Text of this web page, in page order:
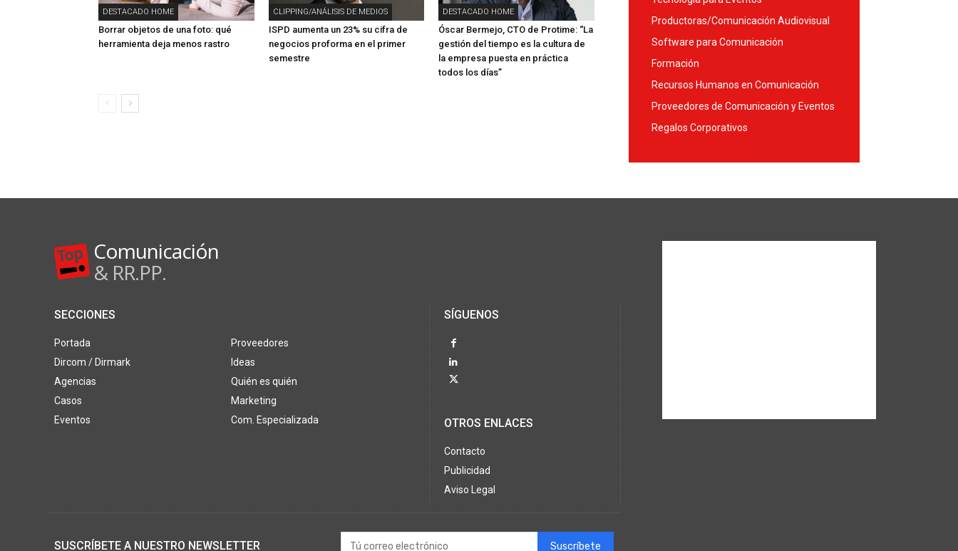
DESTACADO HOME
Borrar objetos de una foto: qué
herramienta deja menos rastro
CLIPPING/ANÁLISIS DE MEDIOS
ISPD aumenta un 23% su cifra de
negocios proforma en el primer
semestre
DESTACADO HOME
Óscar Bermejo, CTO de Protime: “La
gestión del tiempo es la cultura de
la empresa puesta en práctica
todos los días”
Productoras/Comunicación Audiovisual
Software para Comunicación
Formación
Recursos Humanos en Comunicación
Proveedores de Comunicación y Eventos
Regalos Corporativos
Comunicación
& RR.PP.
SECCIONES
Portada
Dircom / Dirmark
Agencias
Casos
Eventos
Proveedores
Ideas
Quién es quién
Marketing
Com. Especializada
SÍGUENOS
OTROS ENLACES
Contacto
Publicidad
Aviso Legal
SUSCRÍBETE A NUESTRO NEWSLETTER Suscríbete